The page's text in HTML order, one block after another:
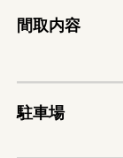
間取内容
駐車場